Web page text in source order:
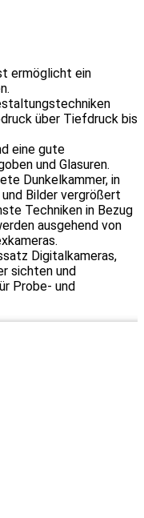
ermöglicht ein
über Tiefdruck bis
eine gute
und Glasuren.
Dunkelkammer, in
Bilder vergrößert
Techniken in Bezug
ausgehend von
Digitalkameras,
sichten und
Probe- und